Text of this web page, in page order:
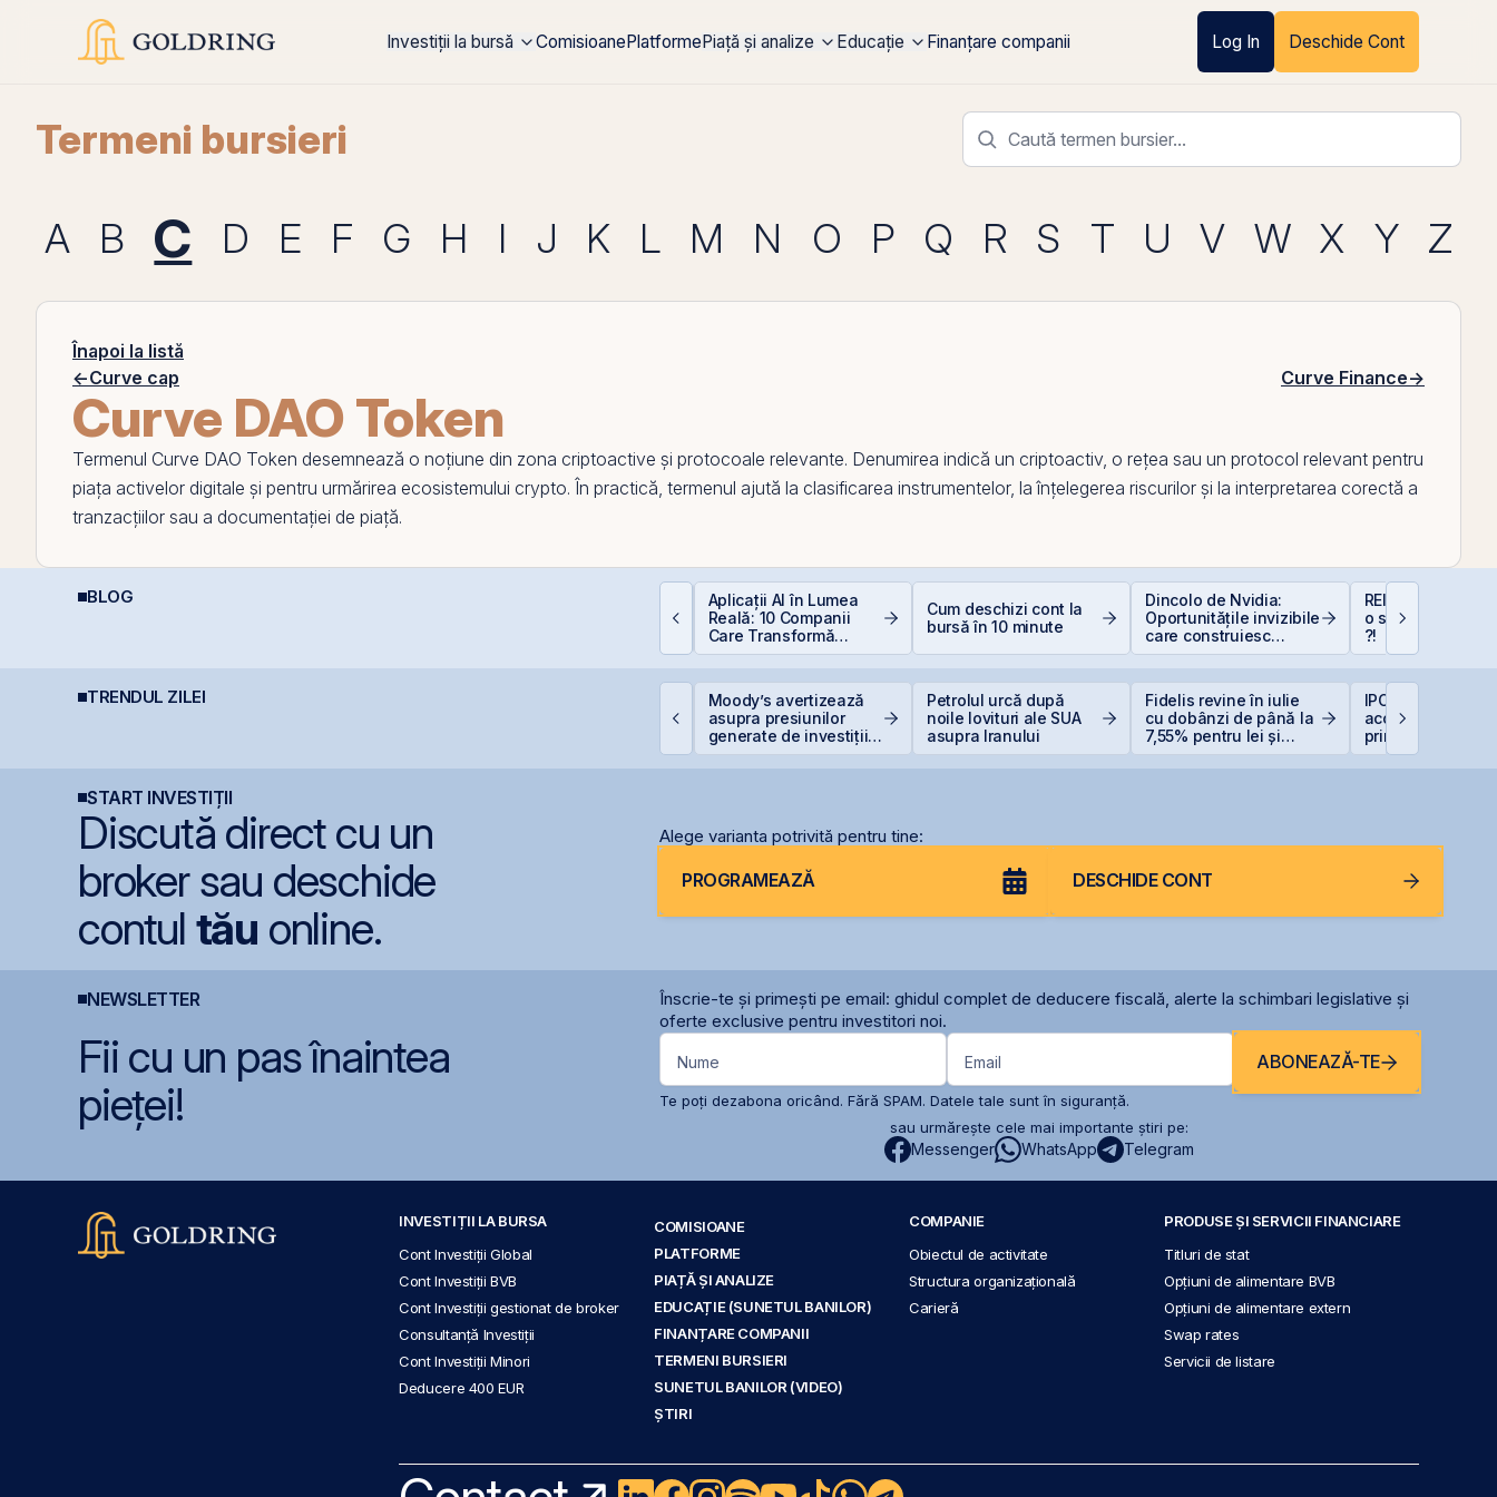
Investiții la bursă ComisioanePlatformePiață și analize Educație Finanțare companii Log In Deschide Cont
Termeni bursieri
A B C D E F G H I J K L M N O P Q R S T U V W X Y Z
Înapoi la listă
←Curve cap Curve Finance→
Curve DAO Token
Termenul Curve DAO Token desemnează o noțiune din zona criptoactive și protocoale relevante. Denumirea indică un criptoactiv, o rețea sau un protocol relevant pentru
piața activelor digitale și pentru urmărirea ecosistemului crypto. În practică, termenul ajută la clasificarea instrumentelor, la înțelegerea riscurilor și la interpretarea corectă a
tranzacțiilor sau a documentației de piață.
BLOG
Impozitarea
Aplicații AI în Lumea
Reală: 10 Companii
Care Transformă
Industriile
Cum deschizi cont la
bursă în 10 minute
Dincolo de Nvidia:
Oportunitățile invizibile
care construiesc
viitorul AI
REIT-urile
o supapă pentru
?!
TRENDUL ZILEI
TeraPlast își crește
Moody’s avertizează
asupra presiunilor
generate de investițiile
Petrolul urcă după
noile lovituri ale SUA
asupra Iranului
Fidelis revine în iulie
cu dobânzi de până la
7,55% pentru lei și
IPO-ul Digi Spain
acoperit integral
prima zi
START INVESTIȚII
Discută direct cu un
broker sau deschide
contul tău online.
Alege varianta potrivită pentru tine:
PROGRAMEAZĂ DESCHIDE CONT
NEWSLETTER
Înscrie-te și primești pe email: ghidul complet de deducere fiscală, alerte la schimbari legislative și
oferte exclusive pentru investitori noi.
Fii cu un pas înaintea
pieței!
Nume Email ABONEAZĂ-TE
Te poți dezabona oricând. Fără SPAM. Datele tale sunt în siguranță.
sau urmărește cele mai importante știri pe:
Messenger WhatsApp Telegram
INVESTIȚII LA BURSA
Cont Investiții Global
Cont Investiții BVB
Cont Investiții gestionat de broker
Consultanță Investiții
Cont Investiții Minori
Deducere 400 EUR
COMISIOANE
PLATFORME
PIAȚĂ ȘI ANALIZE
EDUCAȚIE (SUNETUL BANILOR)
FINANȚARE COMPANII
TERMENI BURSIERI
SUNETUL BANILOR (VIDEO)
ȘTIRI
COMPANIE
Obiectul de activitate
Structura organizațională
Carieră
PRODUSE ȘI SERVICII FINANCIARE
Titluri de stat
Opțiuni de alimentare BVB
Opțiuni de alimentare extern
Swap rates
Servicii de listare